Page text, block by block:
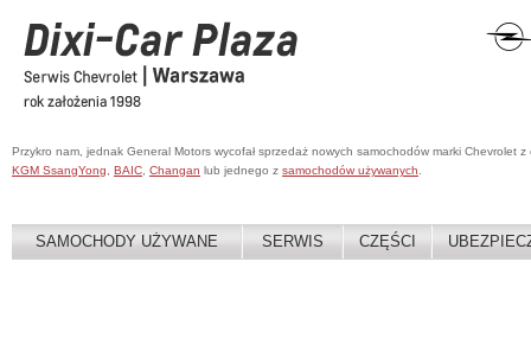
Przykro nam, jednak General Motors wycofał sprzedaż nowych samochodów marki Chevrolet
KGM SsangYong
BAIC Changan lub jednego z samochodów używanych
SAMOCHODY UŻYWANE SERWIS CZĘŚCI